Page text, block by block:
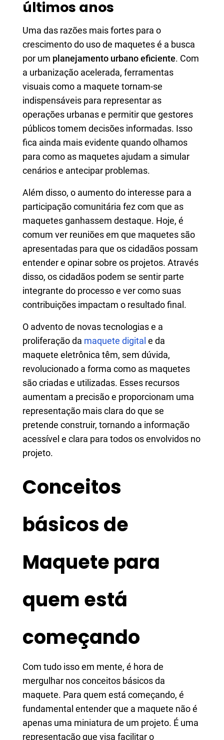
últimos anos
Uma das razões mais fortes para o
crescimento do uso de maquetes é a busca
por um planejamento urbano eficiente. Com
a urbanização acelerada, ferramentas
visuais como a maquete tornam-se
indispensáveis para representar as
operações urbanas e permitir que gestores
públicos tomem decisões informadas. Isso
fica ainda mais evidente quando olhamos
para como as maquetes ajudam a simular
cenários e antecipar problemas.
Além disso, o aumento do interesse para a
participação comunitária fez com que as
maquetes ganhassem destaque. Hoje, é
comum ver reuniões em que maquetes são
apresentadas para que os cidadãos possam
entender e opinar sobre os projetos. Através
disso, os cidadãos podem se sentir parte
integrante do processo e ver como suas
contribuições impactam o resultado final.
O advento de novas tecnologias e a
proliferação da maquete digital e da
maquete eletrônica têm, sem dúvida,
revolucionado a forma como as maquetes
são criadas e utilizadas. Esses recursos
aumentam a precisão e proporcionam uma
representação mais clara do que se
pretende construir, tornando a informação
acessível e clara para todos os envolvidos no
projeto.
Conceitos
básicos de
Maquete para
quem está
começando
Com tudo isso em mente, é hora de
mergulhar nos conceitos básicos da
maquete. Para quem está começando, é
fundamental entender que a maquete não é
apenas uma miniatura de um projeto. É uma
representação que visa facilitar o